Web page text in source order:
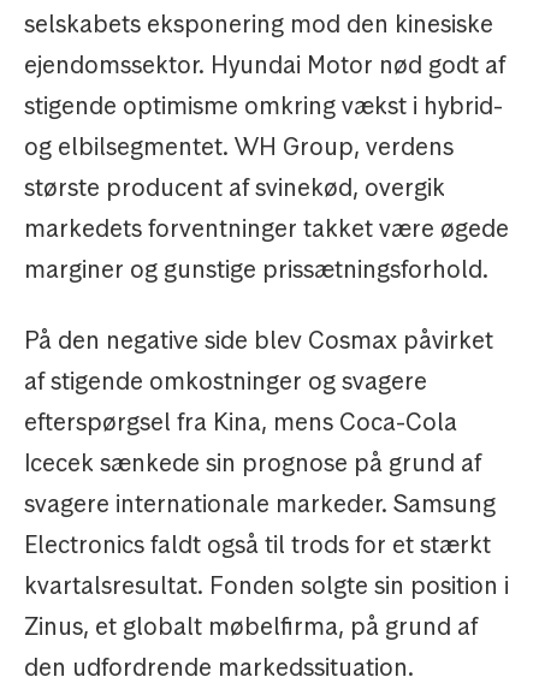
selskabets eksponering mod den kinesiske
ejendomssektor. Hyundai Motor nød godt af
stigende optimisme omkring vækst i hybrid-
og elbilsegmentet. WH Group, verdens
største producent af svinekød, overgik
markedets forventninger takket være øgede
marginer og gunstige prissætningsforhold.
På den negative side blev Cosmax påvirket
af stigende omkostninger og svagere
efterspørgsel fra Kina, mens Coca-Cola
Icecek sænkede sin prognose på grund af
svagere internationale markeder. Samsung
Electronics faldt også til trods for et stærkt
kvartalsresultat. Fonden solgte sin position i
Zinus, et globalt møbelfirma, på grund af
den udfordrende markedssituation.